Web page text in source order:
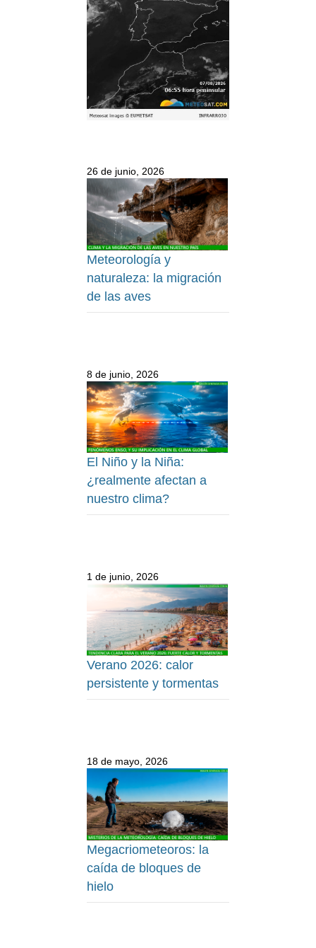
26 de junio, 2026
Meteorología y
naturaleza: la migración
de las aves
8 de junio, 2026
El Niño y la Niña:
¿realmente afectan a
nuestro clima?
1 de junio, 2026
Verano 2026: calor
persistente y tormentas
18 de mayo, 2026
Megacriometeoros: la
caída de bloques de
hielo